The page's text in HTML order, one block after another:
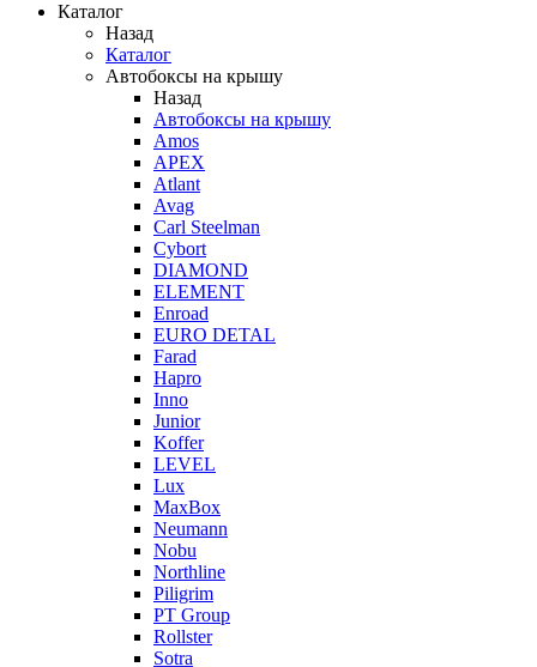
Каталог
Назад
Каталог
Автобоксы на крышу
Назад
Автобоксы на крышу
Amos
APEX
Atlant
Avag
Carl Steelman
Cybort
DIAMOND
ELEMENT
Enroad
EURO DETAL
Farad
Hapro
Inno
Junior
Koffer
LEVEL
Lux
MaxBox
Neumann
Nobu
Northline
Piligrim
PT Group
Rollster
Sotra